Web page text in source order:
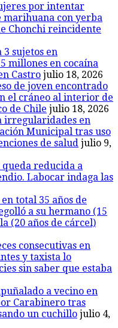
por intentar
marihuana con yerba
Chonchi reincidente
3 sujetos en
millones en cocaína
Castro julio 18, 2026
de joven encontrado
el cráneo al interior de
de Chile julio 18, 2026
irregularidades en
Municipal tras uso
de salud julio 9,
reducida a
Labocar indaga las
total 35 años de
a su hermano (15
(20 años de cárcel)
consecutivas en
y taxista lo
sin saber que estaba
a vecino en
Carabinero tras
un cuchillo julio 4,